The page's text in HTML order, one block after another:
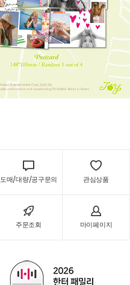
도매/대량/공구문의 관심상품
주문조회 마이페이지